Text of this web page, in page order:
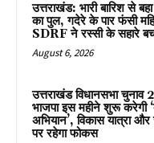
उत्तराखंड: भारी बारिश से
का पुल, गदेरे के पार फंसी
SDRF ने रस्सी के सहारे
August 6, 2026
उत्तराखंड विधानसभा
भाजपा इस महीने शुरू करेगी
अभियान’, विकास यात्रा
पर रहेगा फोकस